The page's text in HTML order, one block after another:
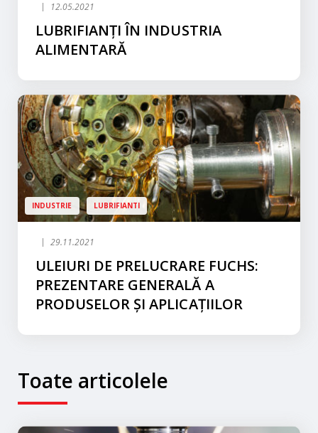
12.05.2021
LUBRIFIANȚI ÎN INDUSTRIA
ALIMENTARĂ
INDUSTRIE LUBRIFIANTI
29.11.2021
ULEIURI DE PRELUCRARE FUCHS:
PREZENTARE GENERALĂ A
PRODUSELOR ȘI APLICAȚIILOR
Toate articolele